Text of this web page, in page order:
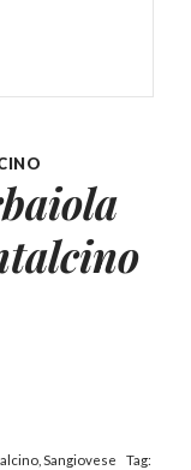
,Sangiovese
Tag: